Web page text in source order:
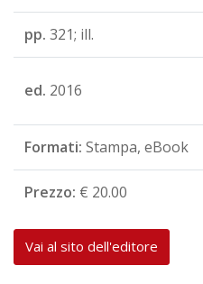
pp. 321; ill.
ed. 2016
Formati: Stampa, eBook
Prezzo: € 20.00
Vai al sito dell'editore